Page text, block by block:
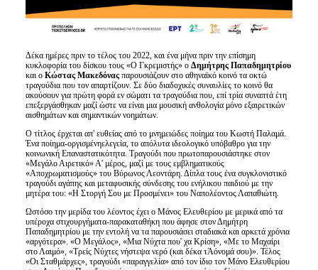
Δέκα ημέρες πριν το τέλος του 2022, και ένα μήνα πριν την επίσημη
κυκλοφορία του δίσκου τους «Ο Γκρεμιστής» ο Δημήτρης Παπαδημητρίου
και ο Κώστας Μακεδόναςπαρουσιάζουν στο αθηναϊκό κοινό τα οκτώ
τραγούδια που τον απαρτίζουν. Σε δύο διαδοχικές συναυλίες το κοινό θα
ακούσουν για πρώτη φορά εν σώματι τα τραγούδια που, επί τρία συναπτά έτη
επεξεργάσθηκαν μαζί ώστε να είναι μια μουσική ανθολογία μόνο εξαιρετικών
αισθημάτων και σημαντικών νοημάτων.
Ο τίτλος έρχεται απ' ευθείας από το μνημειώδες ποίημα του Κωστή Παλαμά.
Ένα ποίημα-οργισμένηελεγεία, το απόλυτα ιδεολογικό υπόβαθρο για την
κοινωνική Επαναστατικότητα. Τραγούδι που πρωτοπαρουσιάστηκε στον
«Μεγάλο Αιρετικό» Α' μέρος, μαζί με τους εμβληματικούς
«Αποχρωματισμούς» του Βύρωνος Λεοντάρη. Δίπλα τους ένα συγκλονιστικό
τραγούδι αγάπης και μεταφυσικής σύνδεσης του ενήλικου παιδιού με την
μητέρα του: «Η Στοργή Σου με Προσμένει» του Ναπολέοντος Λαπαθιώτη.
Ωστόσο την μερίδα του λέοντος έχει ο Μάνος Ελευθερίου με μερικά από τα
υπέροχα στιχουργήματα-παρακαταθήκη που άφησε στον Δημήτρη
Παπαδημητρίου με την εντολή να τα παρουσιάσει σταδιακά και αρκετά χρόνια
«αργότερα». «Ο Μεγάλος», «Μια Νύχτα που' χα Κρίση», «Με το Μαχαίρι
στο Λαιμό», «Τρείς Νύχτες νήστεψα νερό (και δέκα τΆόνομά σου)». Τέλος
«Οι Σταθμάρχες», τραγούδι «παραγγελία» από τον ίδιο τον Μάνο Ελευθερίου